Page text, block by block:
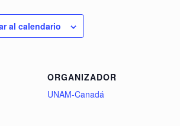
al calendario
ORGANIZADOR
UNAM-Canadá